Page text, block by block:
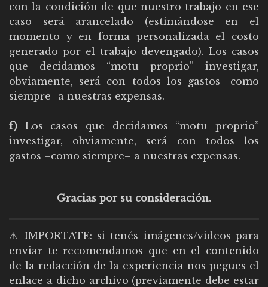
con la condición de que nuestro trabajo en ese
caso será arancelado (estimándose en el
momento y en forma personalizada el costo
generado por el trabajo devengado). Los casos
que decidamos “motu proprio” investigar,
obviamente, será con todos los gastos -como
siempre- a nuestras expensas.
f) Los casos que decidamos “motu proprio”
investigar, obviamente, será con todos los
gastos –como siempre– a nuestras expensas.
Gracias por su consideración.
⚠ IMPORTATE: si tenés imágenes/videos para
enviar te recomendamos que en el contenido
de la redacción de la experiencia nos pegues el
enlace a dicho archivo (previamente debe estar